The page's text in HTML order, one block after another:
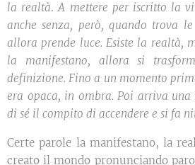
la realtà.A mettere per iscritto la
anche senza, però, quando trova
allora prende luce. Esiste la realtà,
la manifestano, allora si
definizione. Fino a un momento
era opaca, in ombra. Poi arriva una
di sé il compito di accendere e si fa
Certe parole la manifestano, la
creato il mondo pronunciando